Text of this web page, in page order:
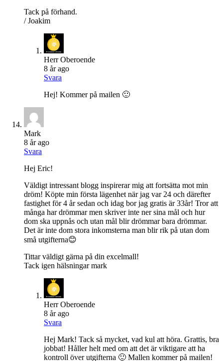
Tack på förhand.
/ Joakim
Herr Oberoende
8 år ago
Svara
Hej! Kommer på mailen 🙂
Mark
8 år ago
Svara
Hej Eric!
Väldigt intressant blogg inspirerar mig att fortsätta mot min
dröm! Köpte min första lägenhet när jag var 24 och därefter
fastighet för 4 år sedan och idag bor jag gratis är 33år! Tror att
många har drömmar men skriver inte ner sina mål och hur
dom ska uppnås och utan mål blir drömmar bara drömmar.
Det är inte dom stora inkomsterna man blir rik på utan dom
små utgifterna😊
Tittar väldigt gärna på din excelmall!
Tack igen hälsningar mark
Herr Oberoende
8 år ago
Svara
Hej Mark! Tack så mycket, vad kul att höra. Grattis, bra
jobbat! Håller helt med om att det är viktigare att ha
kontroll över utgifterna 🙂 Mallen kommer på mailen!